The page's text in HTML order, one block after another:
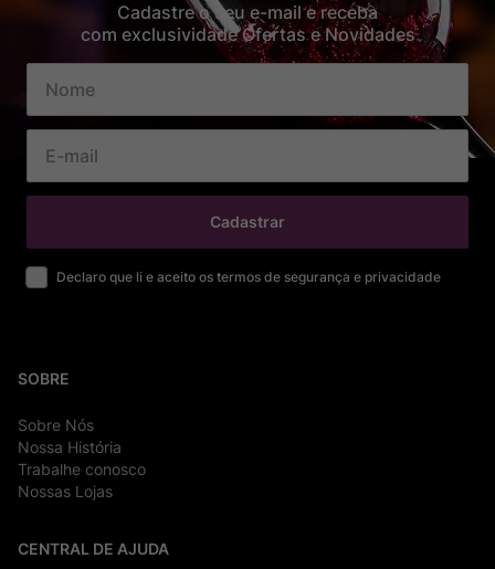
Cadastre o seu e-mail e receba
com exclusividade Ofertas e Novidades
Cadastrar
Declaro que li e aceito os termos de segurança e privacidade
SOBRE
Sobre Nós
Nossa História
Trabalhe conosco
Nossas Lojas
CENTRAL DE AJUDA